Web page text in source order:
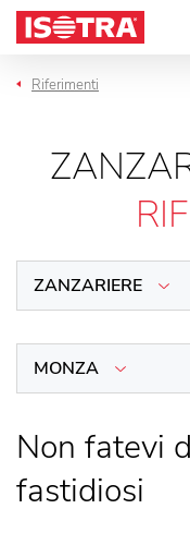
Vai al contenuto
Riferimenti
ZANZARIERE
MONZA
Non fatevi
fastidiosi